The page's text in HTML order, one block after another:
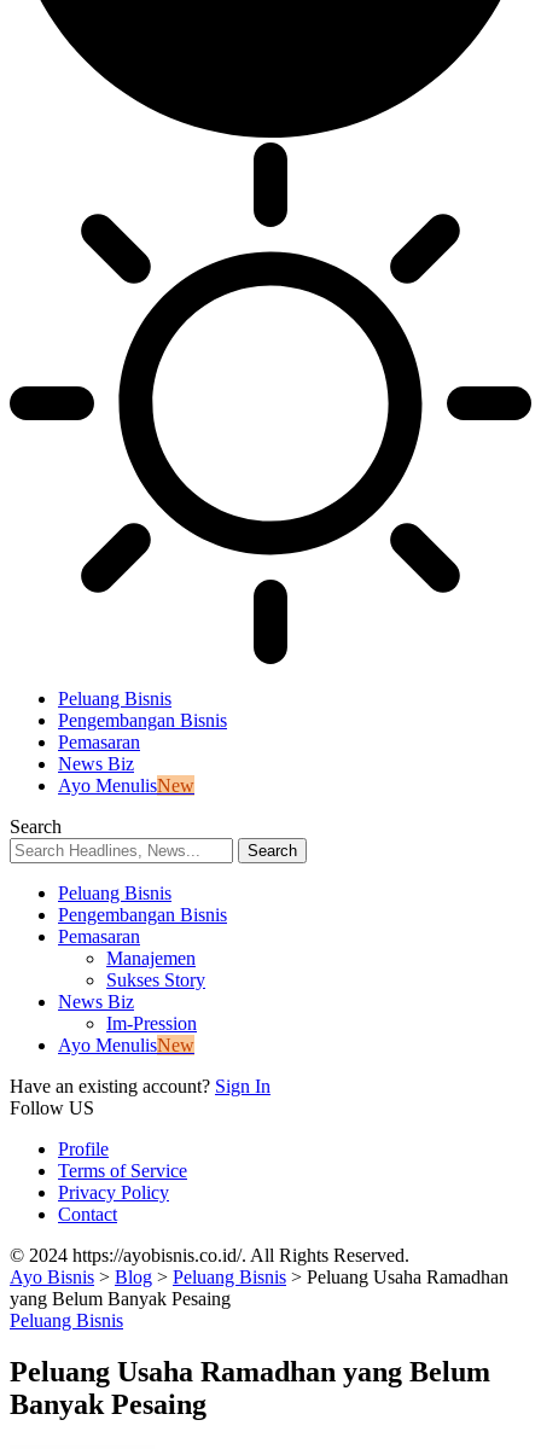
Peluang Bisnis
Pengembangan Bisnis
Pemasaran
News Biz
Ayo MenulisNew
Search
Peluang Bisnis
Pengembangan Bisnis
Pemasaran
Manajemen
Sukses Story
News Biz
Im-Pression
Ayo MenulisNew
Have an existing account? Sign In
Follow US
Profile
Terms of Service
Privacy Policy
Contact
© 2024 https://ayobisnis.co.id/. All Rights Reserved.
Ayo Bisnis > Blog > Peluang Bisnis > Peluang Usaha Ramadhan
yang Belum Banyak Pesaing
Peluang Bisnis
Peluang Usaha Ramadhan yang Belum
Banyak Pesaing